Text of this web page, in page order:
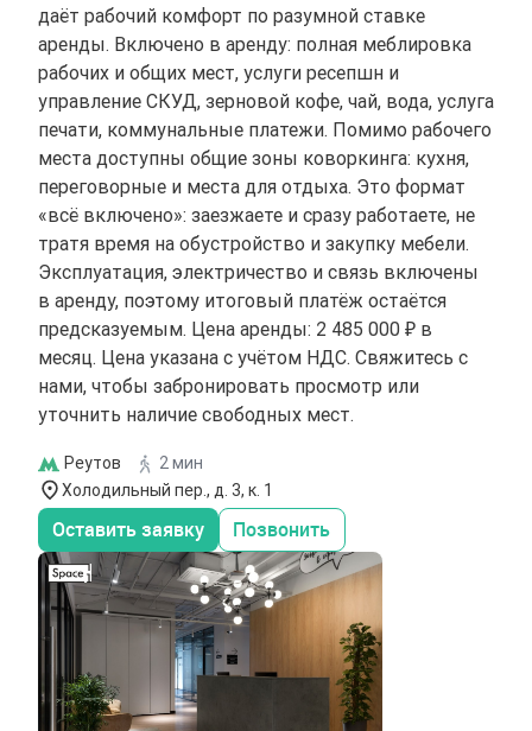
даёт рабочий комфорт по разумной ставке
аренды. Включено в аренду: полная меблировка
рабочих и общих мест, услуги ресепшн и
управление СКУД, зерновой кофе, чай, вода, услуга
печати, коммунальные платежи. Помимо рабочего
места доступны общие зоны коворкинга: кухня,
переговорные и места для отдыха. Это формат
«всё включено»: заезжаете и сразу работаете, не
тратя время на обустройство и закупку мебели.
Эксплуатация, электричество и связь включены
в аренду, поэтому итоговый платёж остаётся
предсказуемым. Цена аренды: 2 485 000 ₽ в
месяц. Цена указана с учётом НДС. Свяжитесь с
нами, чтобы забронировать просмотр или
уточнить наличие свободных мест.
Реутов
2 мин
Холодильный пер., д. 3, к. 1
Оставить заявку Позвонить